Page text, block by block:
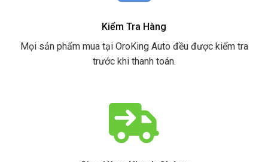
Kiểm Tra Hàng
Mọi sản phẩm mua tại OroKing Auto đều được kiểm tra
trước khi thanh toán.